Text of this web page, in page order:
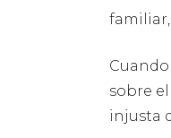
sobre
injusta